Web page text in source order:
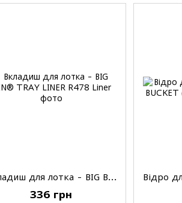
Вкладиш для лотка - BIG BEN® TRAY LINER
336 грн